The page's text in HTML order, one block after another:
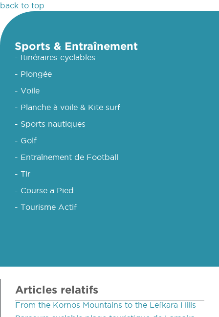
back to top
Sports & Entraînement
- Itinéraires cyclables
- Plongée
- Voile
- Planche à voile & Kite surf
- Sports nautiques
- Golf
- Entraînement de Football
- Tir
- Course a Pied
- Tourisme Actif
Articles relatifs
From the Kornos Mountains to the Lefkara Hills